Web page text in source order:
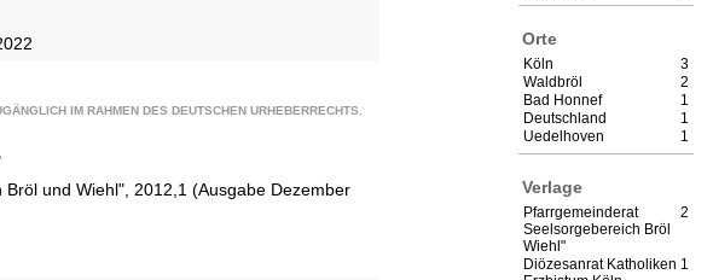
Orte
3
Köln
2
Waldbröl
1
Bad Honnef
1
Deutschland
1
Uedelhoven
Verlage
2
Pfarrgemeinderat
Seelsorgebereich Bröl
Wiehl"
1
Diözesanrat Katholiken
IM RAHMEN DES DEUTSCHEN URHEBERRECHTS.
und Wiehl", 2012,1 (Ausgabe Dezember